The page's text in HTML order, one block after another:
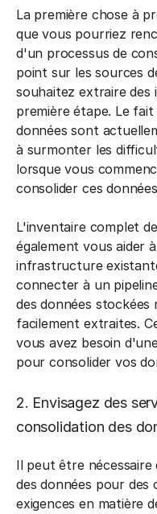
La première chose à
que vous pourriez
d'un processus de
point sur les sources
souhaitez extraire
première étape. Le
données sont
à surmonter les
lorsque vous
consolider ces
L'inventaire complet
également vous aider
infrastructure
connecter à un
des données
facilement extraites.
vous avez besoin
pour consolider vos
2. Envisagez des
consolidation des
Il peut être
des données pour des
exigences en matière